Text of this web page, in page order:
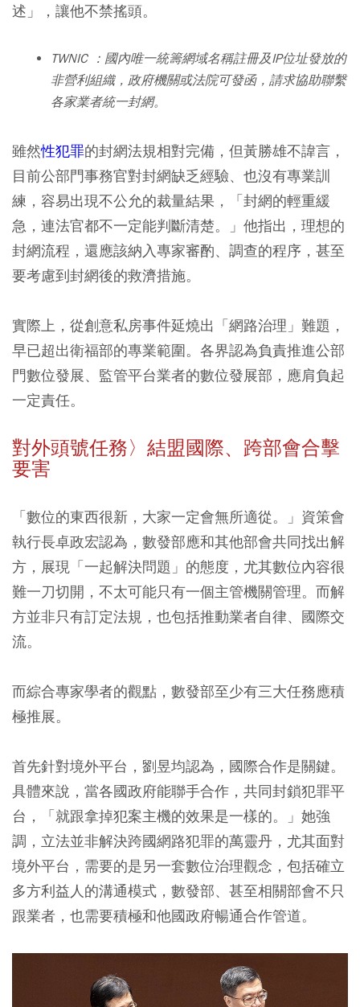
述」，讓他不禁搖頭。
TWNIC ：國內唯一統籌網域名稱註冊及IP位址發放的
非營利組織，政府機關或法院可發函，請求協助聯繫
各家業者統一封網。
雖然性犯罪的封網法規相對完備，但黃勝雄不諱言，
目前公部門事務官對封網缺乏經驗、也沒有專業訓
練，容易出現不公允的裁量結果，「封網的輕重緩
急，連法官都不一定能判斷清楚。」他指出，理想的
封網流程，還應該納入專家審酌、調查的程序，甚至
要考慮到封網後的救濟措施。
實際上，從創意私房事件延燒出「網路治理」難題，
早已超出衛福部的專業範圍。各界認為負責推進公部
門數位發展、監管平台業者的數位發展部，應肩負起
一定責任。
對外頭號任務〉結盟國際、跨部會合擊
要害
「數位的東西很新，大家一定會無所適從。」資策會
執行長卓政宏認為，數發部應和其他部會共同找出解
方，展現「一起解決問題」的態度，尤其數位內容很
難一刀切開，不太可能只有一個主管機關管理。而解
方並非只有訂定法規，也包括推動業者自律、國際交
流。
而綜合專家學者的觀點，數發部至少有三大任務應積
極推展。
首先針對境外平台，劉昱均認為，國際合作是關鍵。
具體來說，當各國政府能聯手合作，共同封鎖犯罪平
台，「就跟拿掉犯案主機的效果是一樣的。」她強
調，立法並非解決跨國網路犯罪的萬靈丹，尤其面對
境外平台，需要的是另一套數位治理觀念，包括確立
多方利益人的溝通模式，數發部、甚至相關部會不只
跟業者，也需要積極和他國政府暢通合作管道。